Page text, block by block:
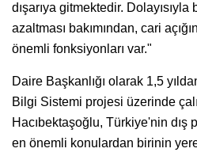
dışarıya gitmektedir. Dolayısıyla
azaltması bakımından, cari
önemli fonksiyonları var."
Daire Başkanlığı olarak 1,5
Bilgi Sistemi projesi üzerinde
Hacıbektaşoğlu, Türkiye'nin dış
en önemli konulardan birinin